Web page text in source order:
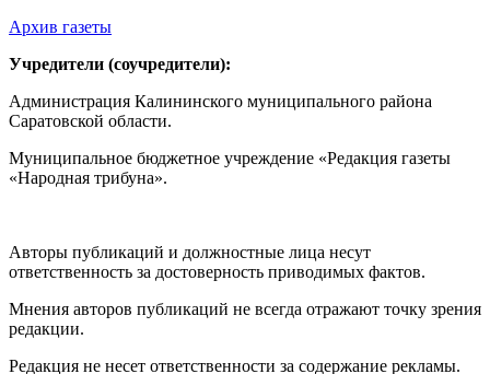
Архив газеты
Учредители (соучредители):
Администрация Калининского муниципального района
Саратовской области.
Муниципальное бюджетное учреждение «Редакция газеты
«Народная трибуна».
Авторы публикаций и должностные лица несут
ответственность за достоверность приводимых фактов.
Мнения авторов публикаций не всегда отражают точку зрения
редакции.
Редакция не несет ответственности за содержание рекламы.